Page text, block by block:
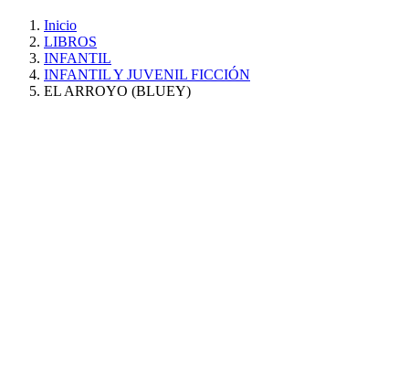
Inicio
LIBROS
INFANTIL
INFANTIL Y JUVENIL FICCIÓN
EL ARROYO (BLUEY)